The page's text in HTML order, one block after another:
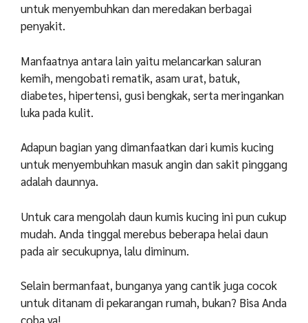
untuk menyembuhkan dan meredakan berbagai
penyakit.
Manfaatnya antara lain yaitu melancarkan saluran
kemih, mengobati rematik, asam urat, batuk,
diabetes, hipertensi, gusi bengkak, serta meringankan
luka pada kulit.
Adapun bagian yang dimanfaatkan dari kumis kucing
untuk menyembuhkan masuk angin dan sakit pinggang
adalah daunnya.
Untuk cara mengolah daun kumis kucing ini pun cukup
mudah. Anda tinggal merebus beberapa helai daun
pada air secukupnya, lalu diminum.
Selain bermanfaat, bunganya yang cantik juga cocok
untuk ditanam di pekarangan rumah, bukan? Bisa Anda
coba ya!